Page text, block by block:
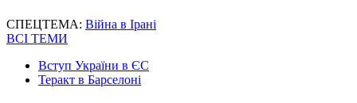
СПЕЦТЕМА: Війна в Ірані
ВСІ ТЕМИ
Вступ України в ЄС
Теракт в Барселоні